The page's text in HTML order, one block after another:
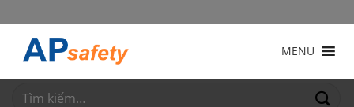
qua
dung
MENU
Tìm